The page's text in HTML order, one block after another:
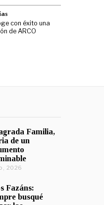
con éxito una
de ARCO
Familia,
de un
2026
Fazáns:
busqué